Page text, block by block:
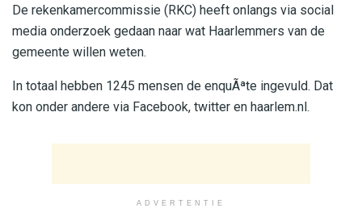
De rekenkamercommissie (RKC) heeft onlangs via social
media onderzoek gedaan naar wat Haarlemmers van de
gemeente willen weten.
In totaal hebben 1245 mensen de enquÃªte ingevuld. Dat
kon onder andere via Facebook, twitter en haarlem.nl.
ADVERTENTIE